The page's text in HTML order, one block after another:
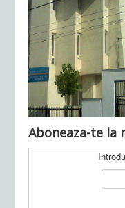
Ultimele articole:
Aboneaza-te